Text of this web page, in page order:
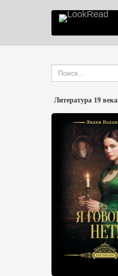
Литература 19 века